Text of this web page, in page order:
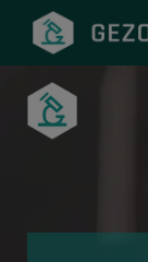
Onderwerpen